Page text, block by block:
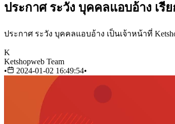
ประกาศ ระวัง บุคคลแอบอ้าง เรี
ประกาศ ระวัง บุคคลแอบอ้าง เป็นเจ้าหน้าที่
K
Ketshopweb Team
•
2024-01-02 16:49:54•